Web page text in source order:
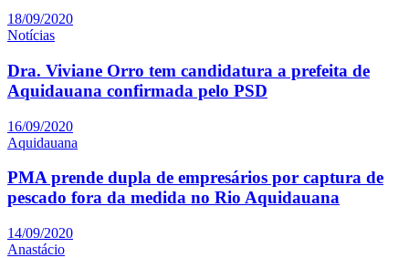
18/09/2020
Notícias
Dra. Viviane Orro tem candidatura a prefeita de
Aquidauana confirmada pelo PSD
16/09/2020
Aquidauana
PMA prende dupla de empresários por captura de
pescado fora da medida no Rio Aquidauana
14/09/2020
Anastácio